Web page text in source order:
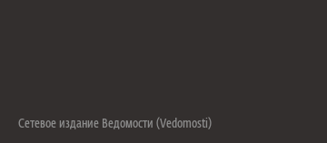
Сетевое издание Ведомости (Vedomosti)